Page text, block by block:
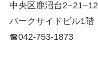
中央区鹿沼台2−21−12
パークサイドビル1階
☎042-753-1873